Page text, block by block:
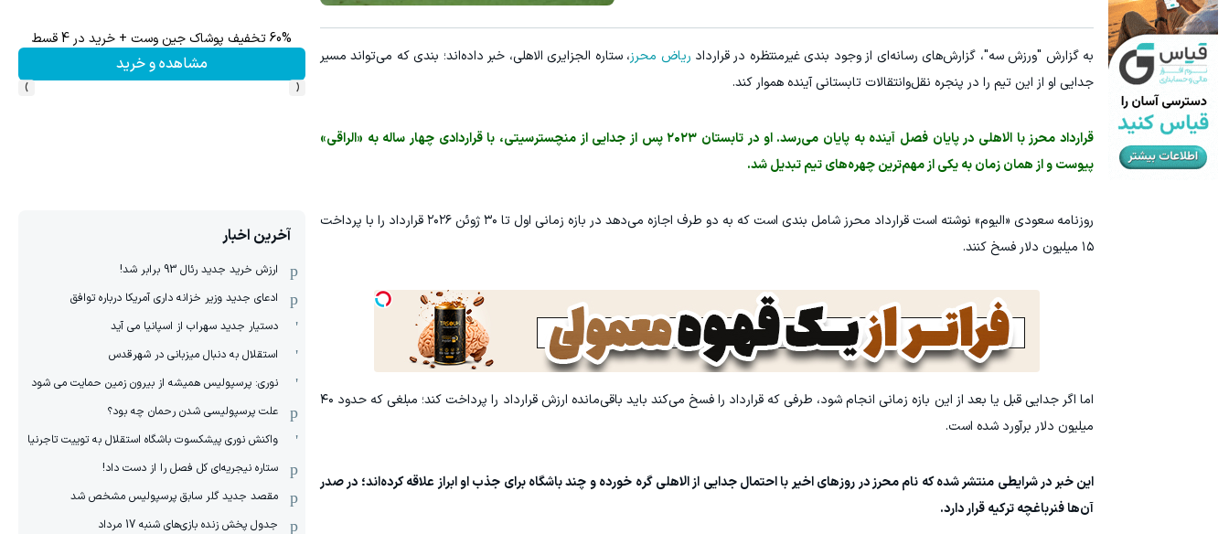
به گزارش "ورزش سه"، گزارش‌های رسانه‌ای از وجود بندی غیرمنتظره در قرارداد ریاض محرز، ستاره الجزایری الاهلی، خبر داده‌اند؛ بندی که می‌تواند مسیر
جدایی او از این تیم را در پنجره نقل‌وانتقالات تابستانی آینده هموار کند.
قرارداد محرز با الاهلی در پایان فصل آینده به پایان می‌رسد. او در تابستان ۲۰۲۳ پس از جدایی از منچسترسیتی، با قراردادی چهار ساله به «الراقی»
پیوست و از همان زمان به یکی از مهم‌ترین چهره‌های تیم تبدیل شد.
روزنامه سعودی «الیوم» نوشته است قرارداد محرز شامل بندی است که به دو طرف اجازه می‌دهد در بازه زمانی اول تا ۳۰ ژوئن ۲۰۲۶ قرارداد را با پرداخت
۱۵ میلیون دلار فسخ کنند.
اما اگر جدایی قبل یا بعد از این بازه زمانی انجام شود، طرفی که قرارداد را فسخ می‌کند باید باقی‌مانده ارزش قرارداد را پرداخت کند؛ مبلغی که حدود ۴۰
میلیون دلار برآورد شده است.
این خبر در شرایطی منتشر شده که نام محرز در روزهای اخیر با احتمال جدایی از الاهلی گره خورده و چند باشگاه برای جذب او ابراز علاقه کرده‌اند؛ در صدر
آن‌ها فنرباغچه ترکیه قرار دارد.
60% تخفیف پوشاک جین وست + خرید در 4 قسط
مشاهده و خرید
‹
›
آخرین اخبار
ارزش خرید جدید رئال 93 برابر شد!
ادعای جدید وزیر خزانه داری آمریکا درباره توافق
دستیار جدید سهراب از اسپانیا می آید
استقلال به دنبال میزبانی در شهرقدس
نوری: پرسپولیس همیشه از بیرون زمین حمایت می شود
علت پرسپولیسی شدن رحمان چه بود؟
واکنش نوری پیشکسوت باشگاه استقلال به توییت تاجرنیا
ستاره نیجریه‌ای کل فصل را از دست داد!
مقصد جدید گلر سابق پرسپولیس مشخص شد
جدول پخش زنده بازی‌های شنبه 17 مرداد